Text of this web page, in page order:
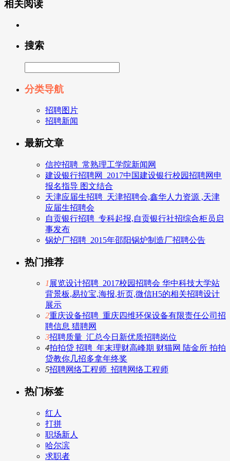
相关阅读
搜索
分类导航
招聘图片
招聘新闻
最新文章
信控招聘_常熟理工学院新闻网
建设银行招聘网_2017中国建设银行校园招聘网申
报名指导 图文结合
天津应届生招聘_天津招聘会,鑫华人力资源 ,天津
应届生招聘会
自贡银行招聘_专科起报,自贡银行社招综合柜员启
事发布
锅炉厂招聘_2015年邵阳锅炉制造厂招聘公告
热门推荐
1 展览设计招聘_2017校园招聘会 华中科技大学站
背景板,易拉宝,海报,折页,微信H5的相关招聘设计
展示
2重庆设备招聘_重庆四维环保设备有限责任公司招
聘信息 猎聘网
3招聘质量_汇总今日新优质招聘岗位
4拍拍贷 招聘_年末理财高峰期 财猫网 陆金所 拍拍
贷教你几招多拿年终奖
5招聘网络工程师_招聘网络工程师
热门标签
红人
打拼
职场新人
哈尔滨
求职者